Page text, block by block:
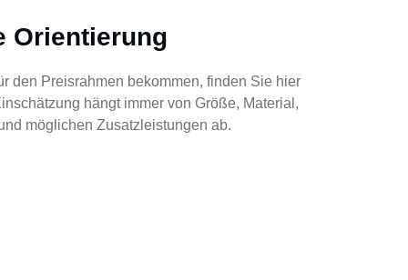
Orientierung
den Preisrahmen bekommen, finden Sie hier
hängt immer von Größe, Material,
möglichen Zusatzleistungen ab.